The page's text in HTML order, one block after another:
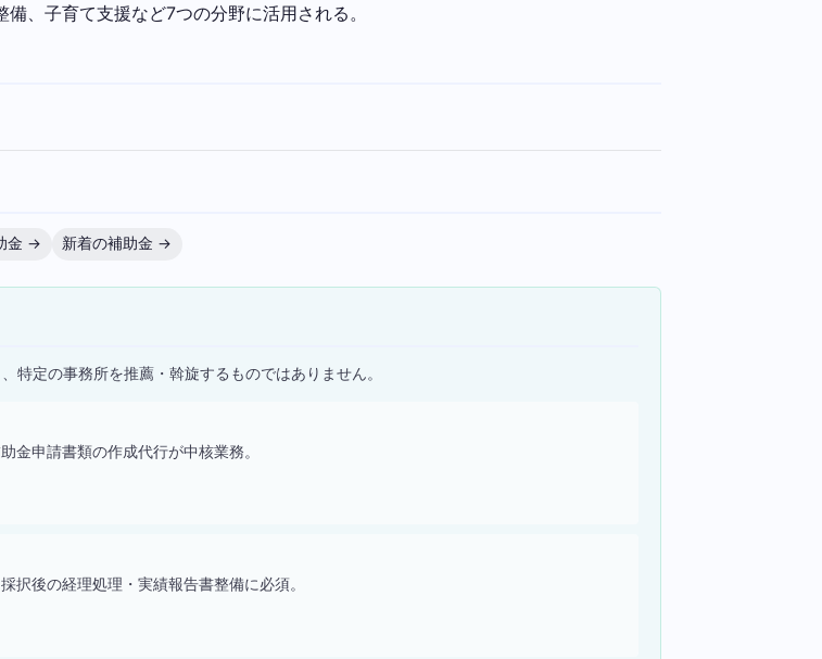
、子育て支援など7つの分野に活用される。
金 → 新着の補助金 →
特定の事務所を推薦・斡旋するものではありません。
金申請書類の作成代行が中核業務。
択後の経理処理・実績報告書整備に必須。